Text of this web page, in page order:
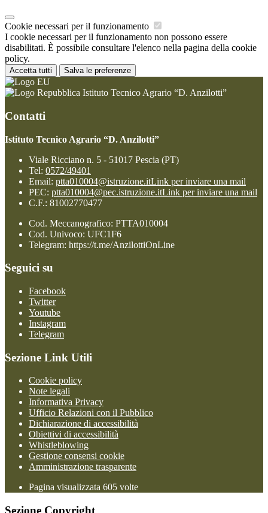
Cookie necessari per il funzionamento
I cookie necessari per il funzionamento non possono essere
disabilitati. È possibile consultare l'elenco nella pagina della cookie
policy.
Accetta tutti Salva le preferenze
Istituto Tecnico Agrario “D. Anzilotti”
Contatti
Istituto Tecnico Agrario “D. Anzilotti”
Viale Ricciano n. 5 - 51017 Pescia (PT)
Tel: 0572/49401
Email: ptta010004@istruzione.itLink per inviare una mail
PEC: ptta010004@pec.istruzione.itLink per inviare una mail
C.F.: 81002770477
Cod. Meccanografico: PTTA010004
Cod. Univoco: UFC1F6
Telegram: https://t.me/AnzilottiOnLine
Seguici su
Facebook
Twitter
Youtube
Instagram
Telegram
Sezione Link Utili
Cookie policy
Note legali
Informativa Privacy
Ufficio Relazioni con il Pubblico
Dichiarazione di accessibilità
Obiettivi di accessibilità
Whistleblowing
Gestione consensi cookie
Amministrazione trasparente
Pagina visualizzata 605 volte
Sezione Copyright